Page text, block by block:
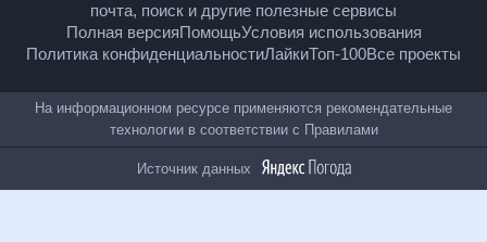
почта, поиск и другие полезные сервисы
Полная версияПомощьУсловия использования
Политика конфиденциальностиЛайкиТоп-100Все проекты
На информационном ресурсе применяются рекомендательные
технологии в соответствии с Правилами
Источник данных